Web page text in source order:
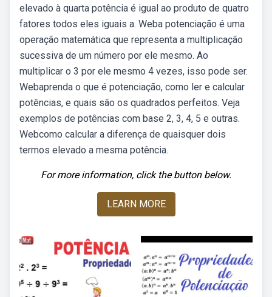
elevado à quarta potência é igual ao produto de quatro
fatores todos eles iguais a. Weba potenciação é uma
operação matemática que representa a multiplicação
sucessiva de um número por ele mesmo. Ao
multiplicar o 3 por ele mesmo 4 vezes, isso pode ser.
Webaprenda o que é potenciação, como ler e calcular
potências, e quais são os quadrados perfeitos. Veja
exemplos de potências com base 2, 3, 4, 5 e outras.
Webcomo calcular a diferença de quaisquer dois
termos elevado a mesma potência.
For more information, click the button below.
LEARN MORE